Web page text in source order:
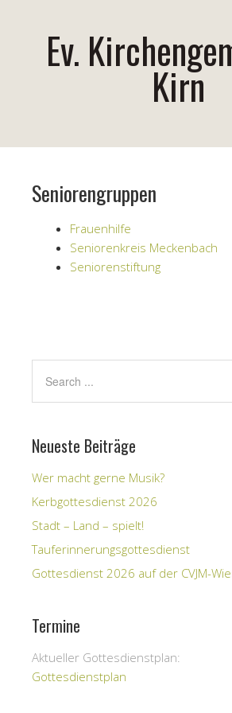
Ev.
Kirn
Seniorengruppen
Frauenhilfe
Seniorenkreis Meckenbach
Seniorenstiftung
Neueste Beiträge
Wer macht gerne Musik?
Kerbgottesdienst 2026
Stadt – Land – spielt!
Tauferinnerungsgottesdienst
Gottesdienst 2026 auf der CVJM-
Termine
Aktueller Gottesdienstplan:
Gottesdienstplan